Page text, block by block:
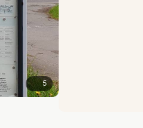
5